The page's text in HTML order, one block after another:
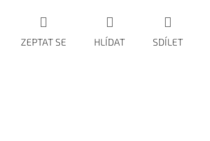
ZEPTAT SE HLÍDAT SDÍLET